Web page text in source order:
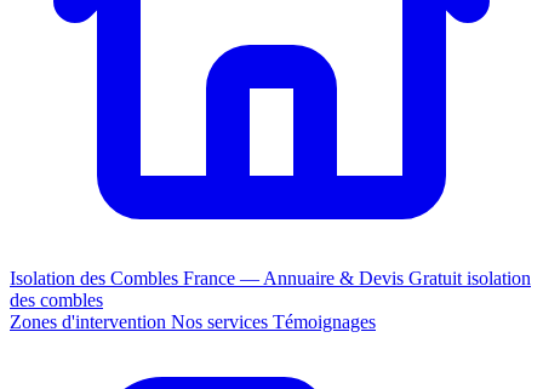
Isolation des Combles France — Annuaire & Devis Gratuit isolation
des combles
Zones d'intervention Nos services Témoignages